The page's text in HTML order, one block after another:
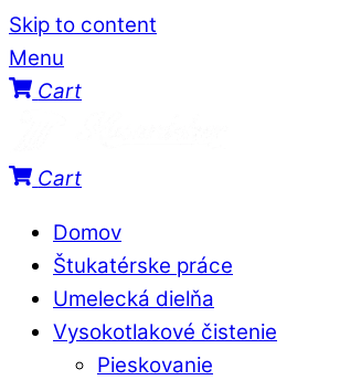
Skip to content
Menu
Cart
Cart
Domov
Štukatérske práce
Umelecká dielňa
Vysokotlakové čistenie
Pieskovanie